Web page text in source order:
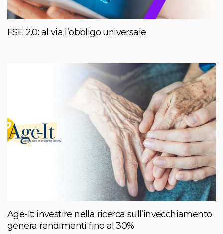
FSE 2.0: al via l’obbligo universale
Age-It: investire nella ricerca sull’invecchiamento
genera rendimenti fino al 30%